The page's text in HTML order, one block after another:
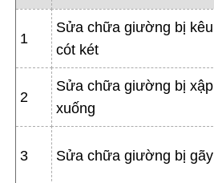
1
Sửa chữa giường bị kêu
cót két
2
Sửa chữa giường bị xập
xuống
3 Sửa chữa giường bị gãy